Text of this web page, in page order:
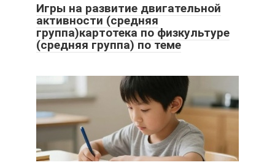
Игры на развитие двигательной
активности (средняя
группа)картотека по физкультуре
(средняя группа) по теме